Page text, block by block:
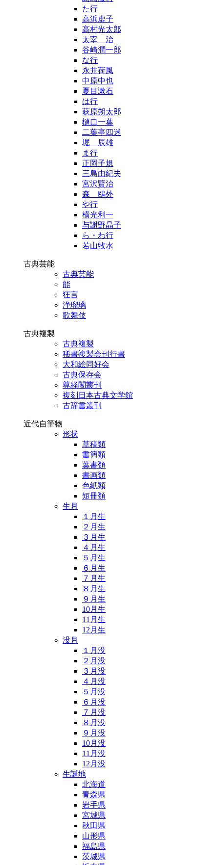
た行
高浜虚子
高村光太郎
太宰 治
谷崎潤一郎
な行
永井荷風
中原中也
夏目漱石
は行
萩原朔太郎
樋口一葉
二葉亭四迷
堀 辰雄
ま行
正岡子規
三島由紀夫
宮沢賢治
森 鴎外
や行
横光利一
与謝野晶子
ら・わ行
若山牧水
古典芸能
古典芸能
能
狂言
浄瑠璃
歌舞伎
古典複製
古典複製
稀書複製会刊行書
大和絵同好会
古典保存会
尊経閣叢刊
複刻日本古典文学館
古辞書叢刊
近代自筆物
形状
草稿類
書簡類
葉書類
書画類
色紙類
短冊類
生月
１月生
２月生
３月生
４月生
５月生
６月生
７月生
８月生
９月生
10月生
11月生
12月生
没月
１月没
２月没
３月没
４月没
５月没
６月没
７月没
８月没
９月没
10月没
11月没
12月没
生誕地
北海道
青森県
岩手県
宮城県
秋田県
山形県
福島県
茨城県